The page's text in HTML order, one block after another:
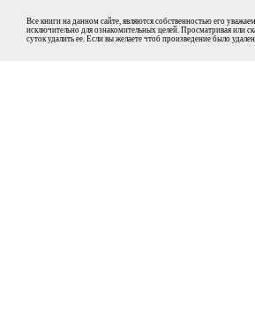
Все книги на данном сайте, являются собственностью его
исключительно для ознакомительных целей. Просматривая или
суток удалить ее. Если вы желаете чтоб произведение было